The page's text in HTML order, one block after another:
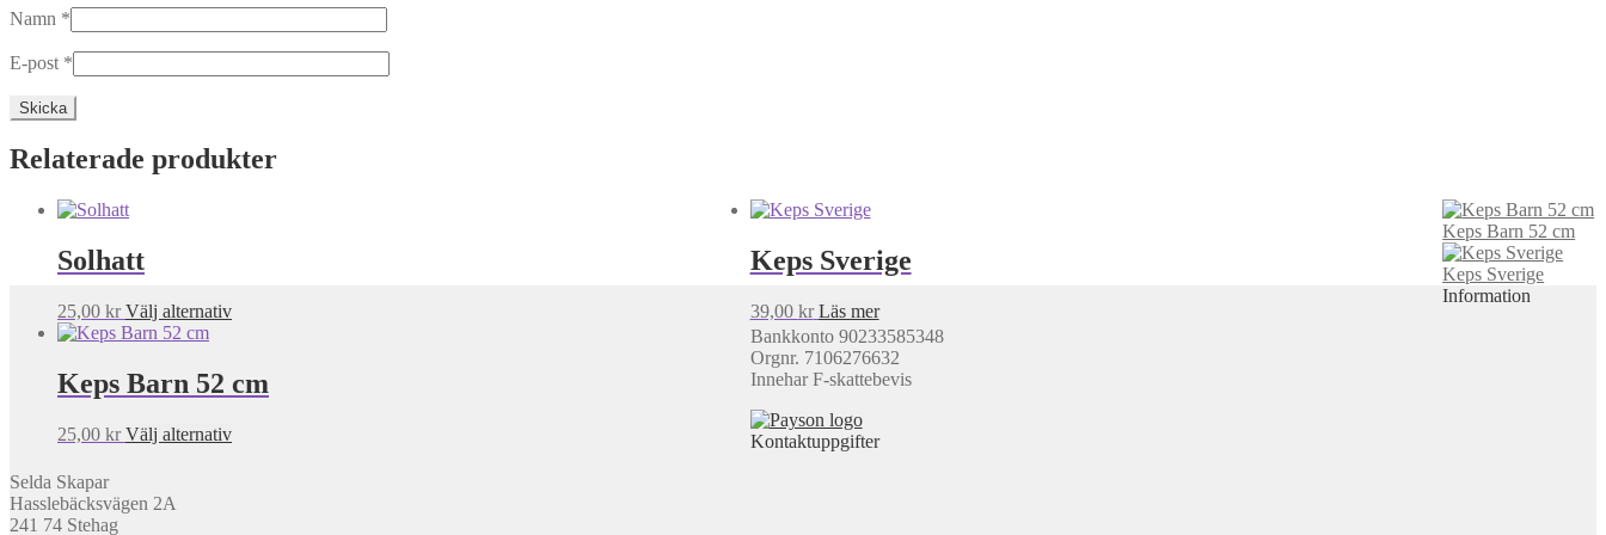
Namn *
E-post *
Relaterade produkter
Solhatt
25,00 kr Välj alternativDen
flera
De
Keps Sverige
39,00 kr Läs mer
Keps Barn 52 cm
25,00 kr Välj alternativDen
Keps Barn 52 cm
Keps Sverige
Information
Bankkonto 90233585348
Orgnr. 7106276632
Innehar F-skattebevis
Kontaktuppgifter
Selda Skapar
Hasslebäcksvägen 2A
241 74 Stehag